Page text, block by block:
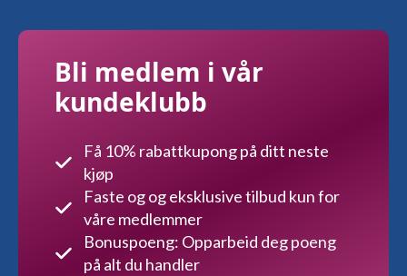
Bli medlem i vår
kundeklubb
Få 10% rabattkupong på ditt neste
kjøp
Faste og og eksklusive tilbud kun for
våre medlemmer
Bonuspoeng: Opparbeid deg poeng
på alt du handler